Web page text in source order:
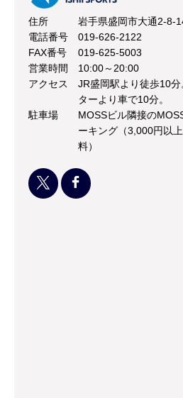
住所
岩手県盛岡市大通2-
電話番号
019-626-2122
FAX番号
019-625-5003
営業時間
10:00～20:00
アクセス
JR盛岡駅より徒歩10
ターより車で10分。
駐車場
MOSSビル隣接の
ーキング（3,000円以
料）